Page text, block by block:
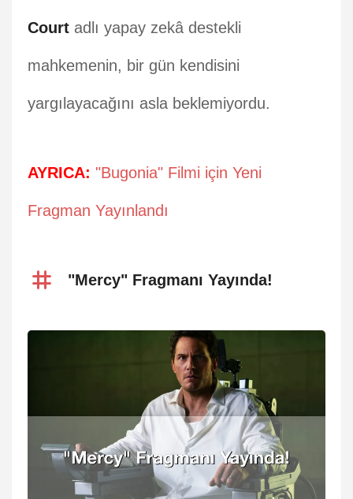
Court adlı yapay zekâ destekli
mahkemenin, bir gün kendisini
yargılayacağını asla beklemiyordu.
AYRICA: "Bugonia" Filmi için Yeni
Fragman Yayınlandı
"Mercy" Fragmanı Yayında!